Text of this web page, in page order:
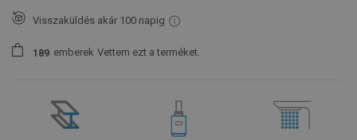
Visszaküldés akár 100 napig
1 89 emberek Vettem ezt a terméket.